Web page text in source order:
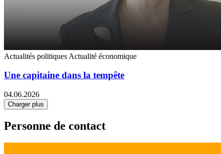
Actualités politiques Actualité économique
Une capitaine dans la tempête
04.06.2026
Charger plus
Personne de contact